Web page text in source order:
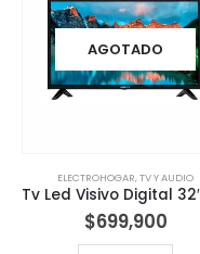
AGOTADO
ELECTROHOGAR,TV Y AUDIO
$699,900